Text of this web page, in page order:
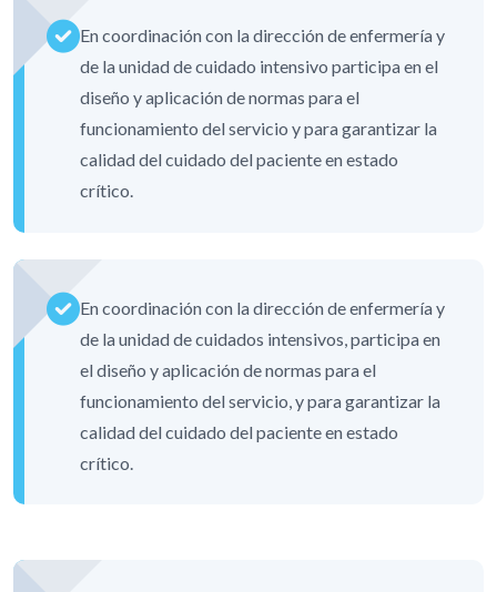
En coordinación con la dirección de enfermería y
de la unidad de cuidado intensivo participa en el
diseño y aplicación de normas para el
funcionamiento del servicio y para garantizar la
calidad del cuidado del paciente en estado
crítico.
En coordinación con la dirección de enfermería y
de la unidad de cuidados intensivos, participa en
el diseño y aplicación de normas para el
funcionamiento del servicio, y para garantizar la
calidad del cuidado del paciente en estado
crítico.